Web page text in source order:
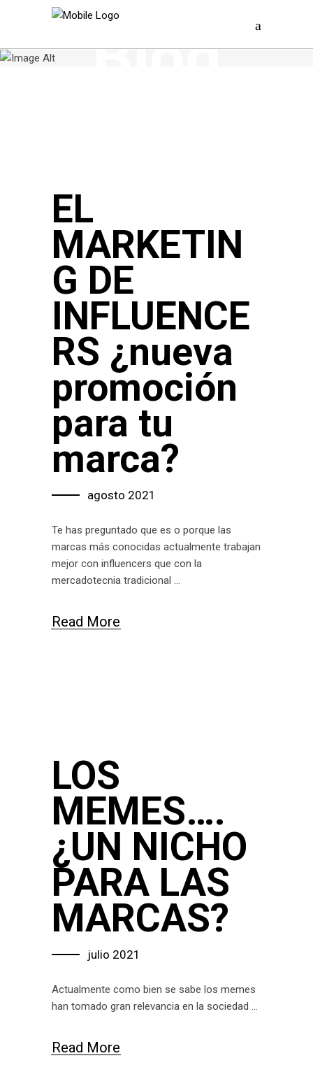
Blog
EL
MARKETIN
G DE
INFLUENCE
RS ¿nueva
promoción
para tu
marca?
agosto 2021
Te has preguntado que es o porque las
marcas más conocidas actualmente trabajan
mejor con influencers que con la
mercadotecnia tradicional
Read More
LOS
MEMES….
¿UN NICHO
PARA LAS
MARCAS?
julio 2021
Actualmente como bien se sabe los memes
han tomado gran relevancia en la sociedad
Read More